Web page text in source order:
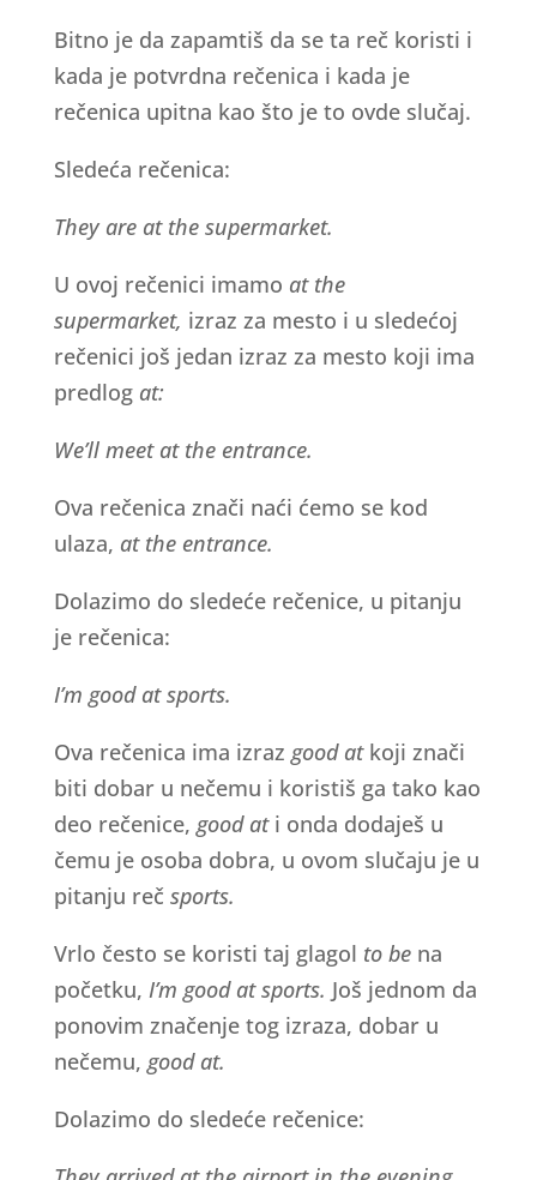
Bitno je da zapamtiš da se ta reč koristi i
kada je potvrdna rečenica i kada je
rečenica upitna kao što je to ovde slučaj.
Sledeća rečenica:
They are at the supermarket.
U ovoj rečenici imamo at the
supermarket, izraz za mesto i u sledećoj
rečenici još jedan izraz za mesto koji ima
predlog at:
We’ll meet at the entrance.
Ova rečenica znači naći ćemo se kod
ulaza, at the entrance.
Dolazimo do sledeće rečenice, u pitanju
je rečenica:
I’m good at sports.
Ova rečenica ima izraz good at koji znači
biti dobar u nečemu i koristiš ga tako kao
deo rečenice, good at i onda dodaješ u
čemu je osoba dobra, u ovom slučaju je u
pitanju reč sports.
Vrlo često se koristi taj glagol to be na
početku, I’m good at sports. Još jednom da
ponovim značenje tog izraza, dobar u
nečemu, good at.
Dolazimo do sledeće rečenice: